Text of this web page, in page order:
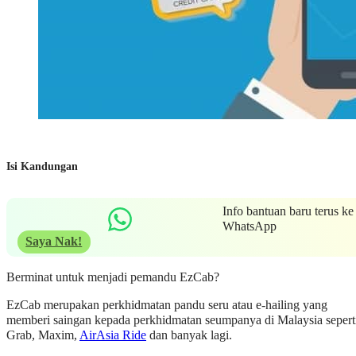
Isi Kandungan
Info bantuan baru terus ke
WhatsApp
Saya Nak!
Berminat untuk menjadi pemandu EzCab?
EzCab merupakan perkhidmatan pandu seru atau e-hailing yang
memberi saingan kepada perkhidmatan seumpanya di Malaysia
Grab, Maxim, AirAsia Ride dan banyak lagi.